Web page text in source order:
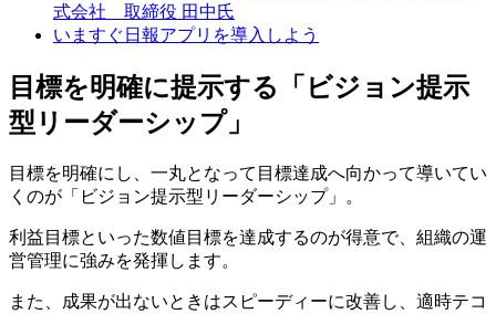
式会社 取締役 田中氏
いますぐ日報アプリを導入しよう
目標を明確に提示する「ビジョン提示
型リーダーシップ」
目標を明確にし、一丸となって目標達成へ向かって導いてい
くのが「ビジョン提示型リーダーシップ」。
利益目標といった数値目標を達成するのが得意で、組織の運
営管理に強みを発揮します。
また、成果が出ないときはスピーディーに改善し、適時テコ